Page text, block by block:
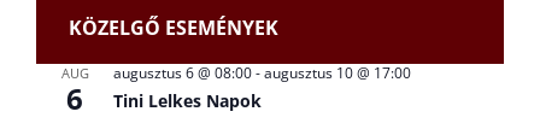
KÖZELGŐ ESEMÉNYEK
AUG
6
augusztus 6 @ 08:00-augusztus 10 @ 17:00
Tini Lelkes Napok